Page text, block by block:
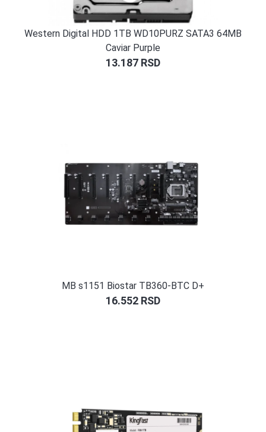
Western Digital HDD 1TB WD10PURZ SATA3 64MB
Caviar Purple
13.187 RSD
MB s1151 Biostar TB360-BTC D+
16.552 RSD